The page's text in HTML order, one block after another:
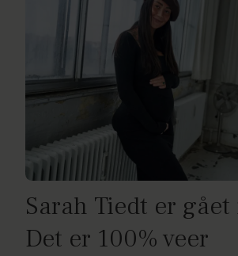
Sarah Tiedt er
Det er 100% veer